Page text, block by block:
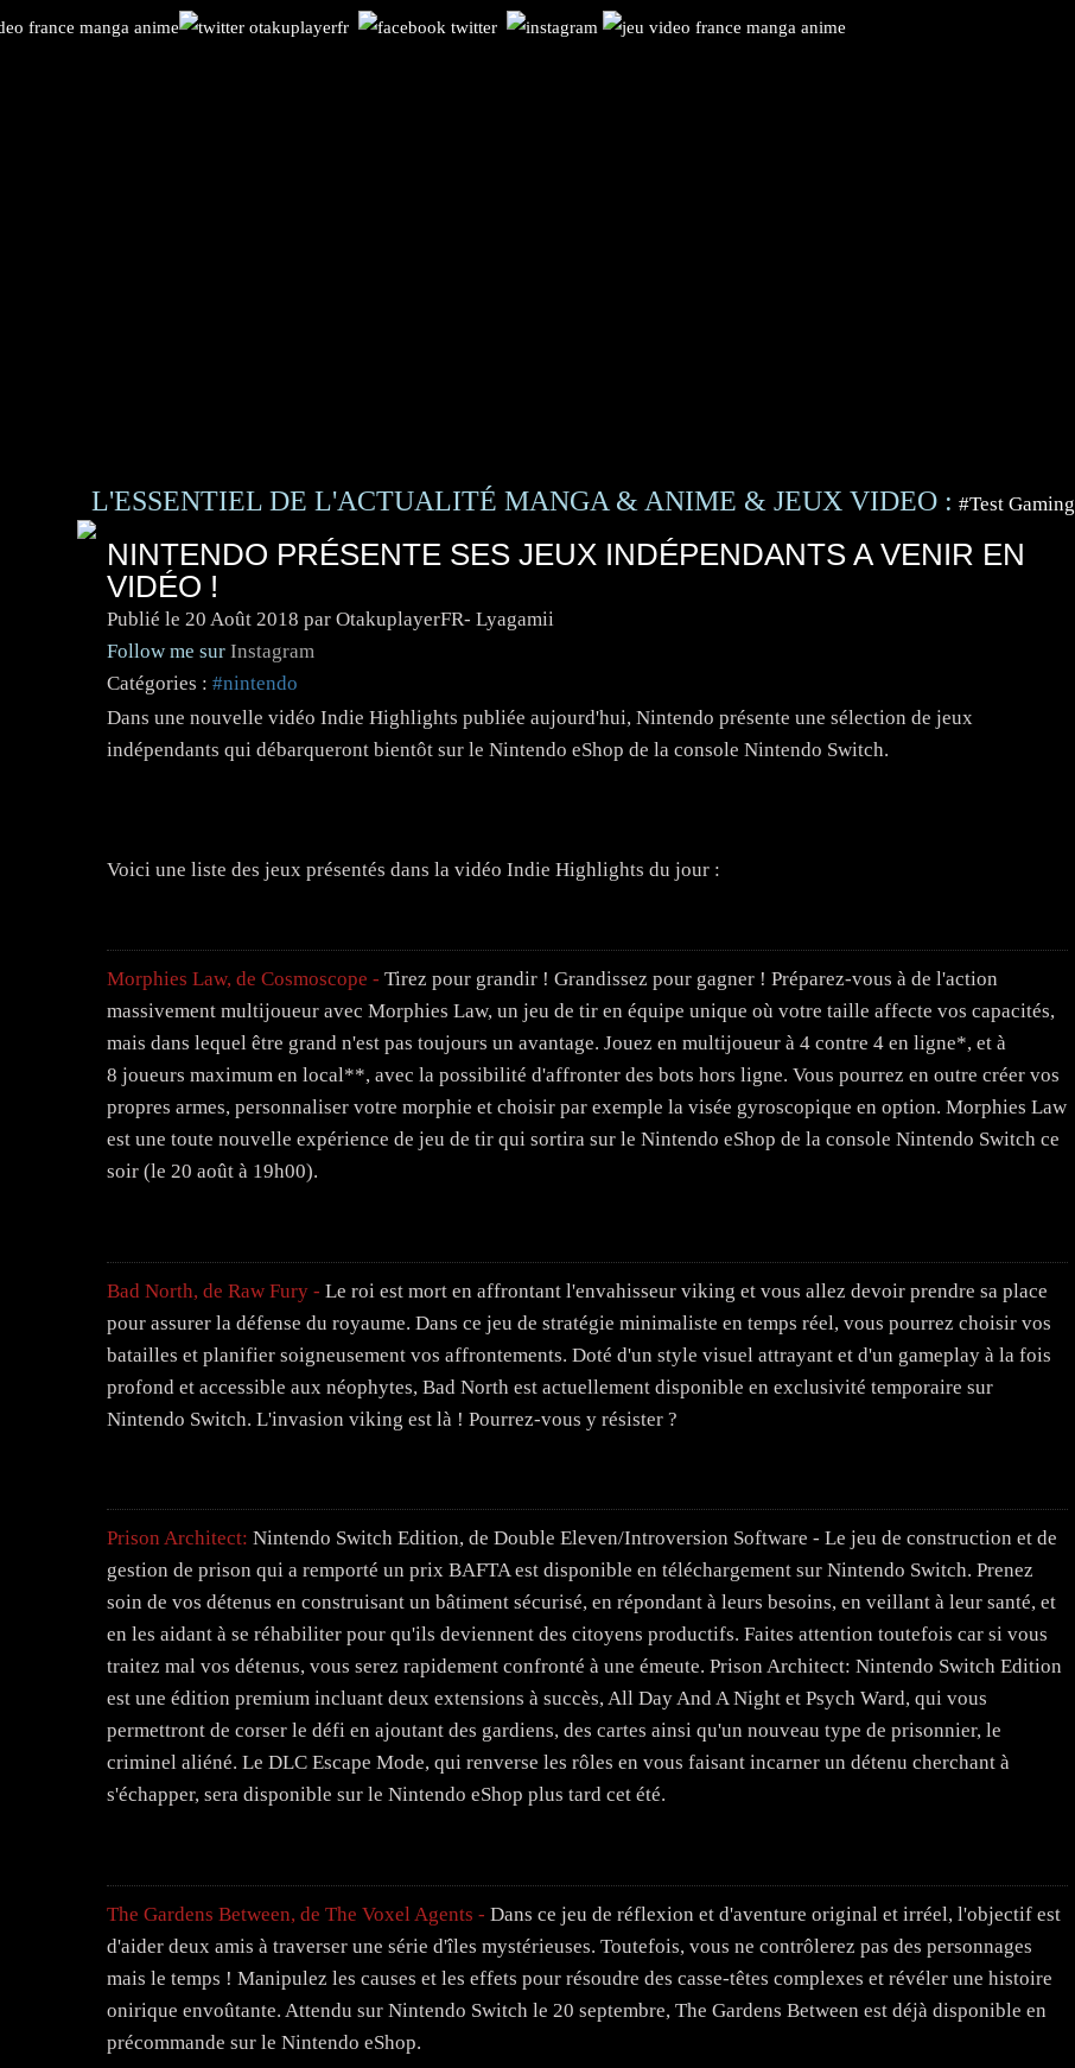
L'ESSENTIEL DE L'ACTUALITÉ MANGA & ANIME & JEUX VIDEO : #Test Gaming
NINTENDO PRÉSENTE SES JEUX INDÉPENDANTS A VENIR EN
VIDÉO !
Publié le 20 Août 2018 par OtakuplayerFR- Lyagamii
Follow me sur Instagram
Catégories : #nintendo
Dans une nouvelle vidéo Indie Highlights publiée aujourd'hui, Nintendo présente une sélection de jeux
indépendants qui débarqueront bientôt sur le Nintendo eShop de la console Nintendo Switch.
Voici une liste des jeux présentés dans la vidéo Indie Highlights du jour :
Morphies Law, de Cosmoscope - Tirez pour grandir ! Grandissez pour gagner ! Préparez-vous à de l'action
massivement multijoueur avec Morphies Law, un jeu de tir en équipe unique où votre taille affecte vos capacités,
mais dans lequel être grand n'est pas toujours un avantage. Jouez en multijoueur à 4 contre 4 en ligne*, et à
8 joueurs maximum en local**, avec la possibilité d'affronter des bots hors ligne. Vous pourrez en outre créer vos
propres armes, personnaliser votre morphie et choisir par exemple la visée gyroscopique en option. Morphies Law
est une toute nouvelle expérience de jeu de tir qui sortira sur le Nintendo eShop de la console Nintendo Switch ce
soir (le 20 août à 19h00).
Bad North, de Raw Fury - Le roi est mort en affrontant l'envahisseur viking et vous allez devoir prendre sa place
pour assurer la défense du royaume. Dans ce jeu de stratégie minimaliste en temps réel, vous pourrez choisir vos
batailles et planifier soigneusement vos affrontements. Doté d'un style visuel attrayant et d'un gameplay à la fois
profond et accessible aux néophytes, Bad North est actuellement disponible en exclusivité temporaire sur
Nintendo Switch. L'invasion viking est là ! Pourrez-vous y résister ?
Prison Architect: Nintendo Switch Edition, de Double Eleven/Introversion Software - Le jeu de construction et de
gestion de prison qui a remporté un prix BAFTA est disponible en téléchargement sur Nintendo Switch. Prenez
soin de vos détenus en construisant un bâtiment sécurisé, en répondant à leurs besoins, en veillant à leur santé, et
en les aidant à se réhabiliter pour qu'ils deviennent des citoyens productifs. Faites attention toutefois car si vous
traitez mal vos détenus, vous serez rapidement confronté à une émeute. Prison Architect: Nintendo Switch Edition
est une édition premium incluant deux extensions à succès, All Day And A Night et Psych Ward, qui vous
permettront de corser le défi en ajoutant des gardiens, des cartes ainsi qu'un nouveau type de prisonnier, le
criminel aliéné. Le DLC Escape Mode, qui renverse les rôles en vous faisant incarner un détenu cherchant à
s'échapper, sera disponible sur le Nintendo eShop plus tard cet été.
The Gardens Between, de The Voxel Agents - Dans ce jeu de réflexion et d'aventure original et irréel, l'objectif est
d'aider deux amis à traverser une série d'îles mystérieuses. Toutefois, vous ne contrôlerez pas des personnages
mais le temps ! Manipulez les causes et les effets pour résoudre des casse-têtes complexes et révéler une histoire
onirique envoûtante. Attendu sur Nintendo Switch le 20 septembre, The Gardens Between est déjà disponible en
précommande sur le Nintendo eShop.